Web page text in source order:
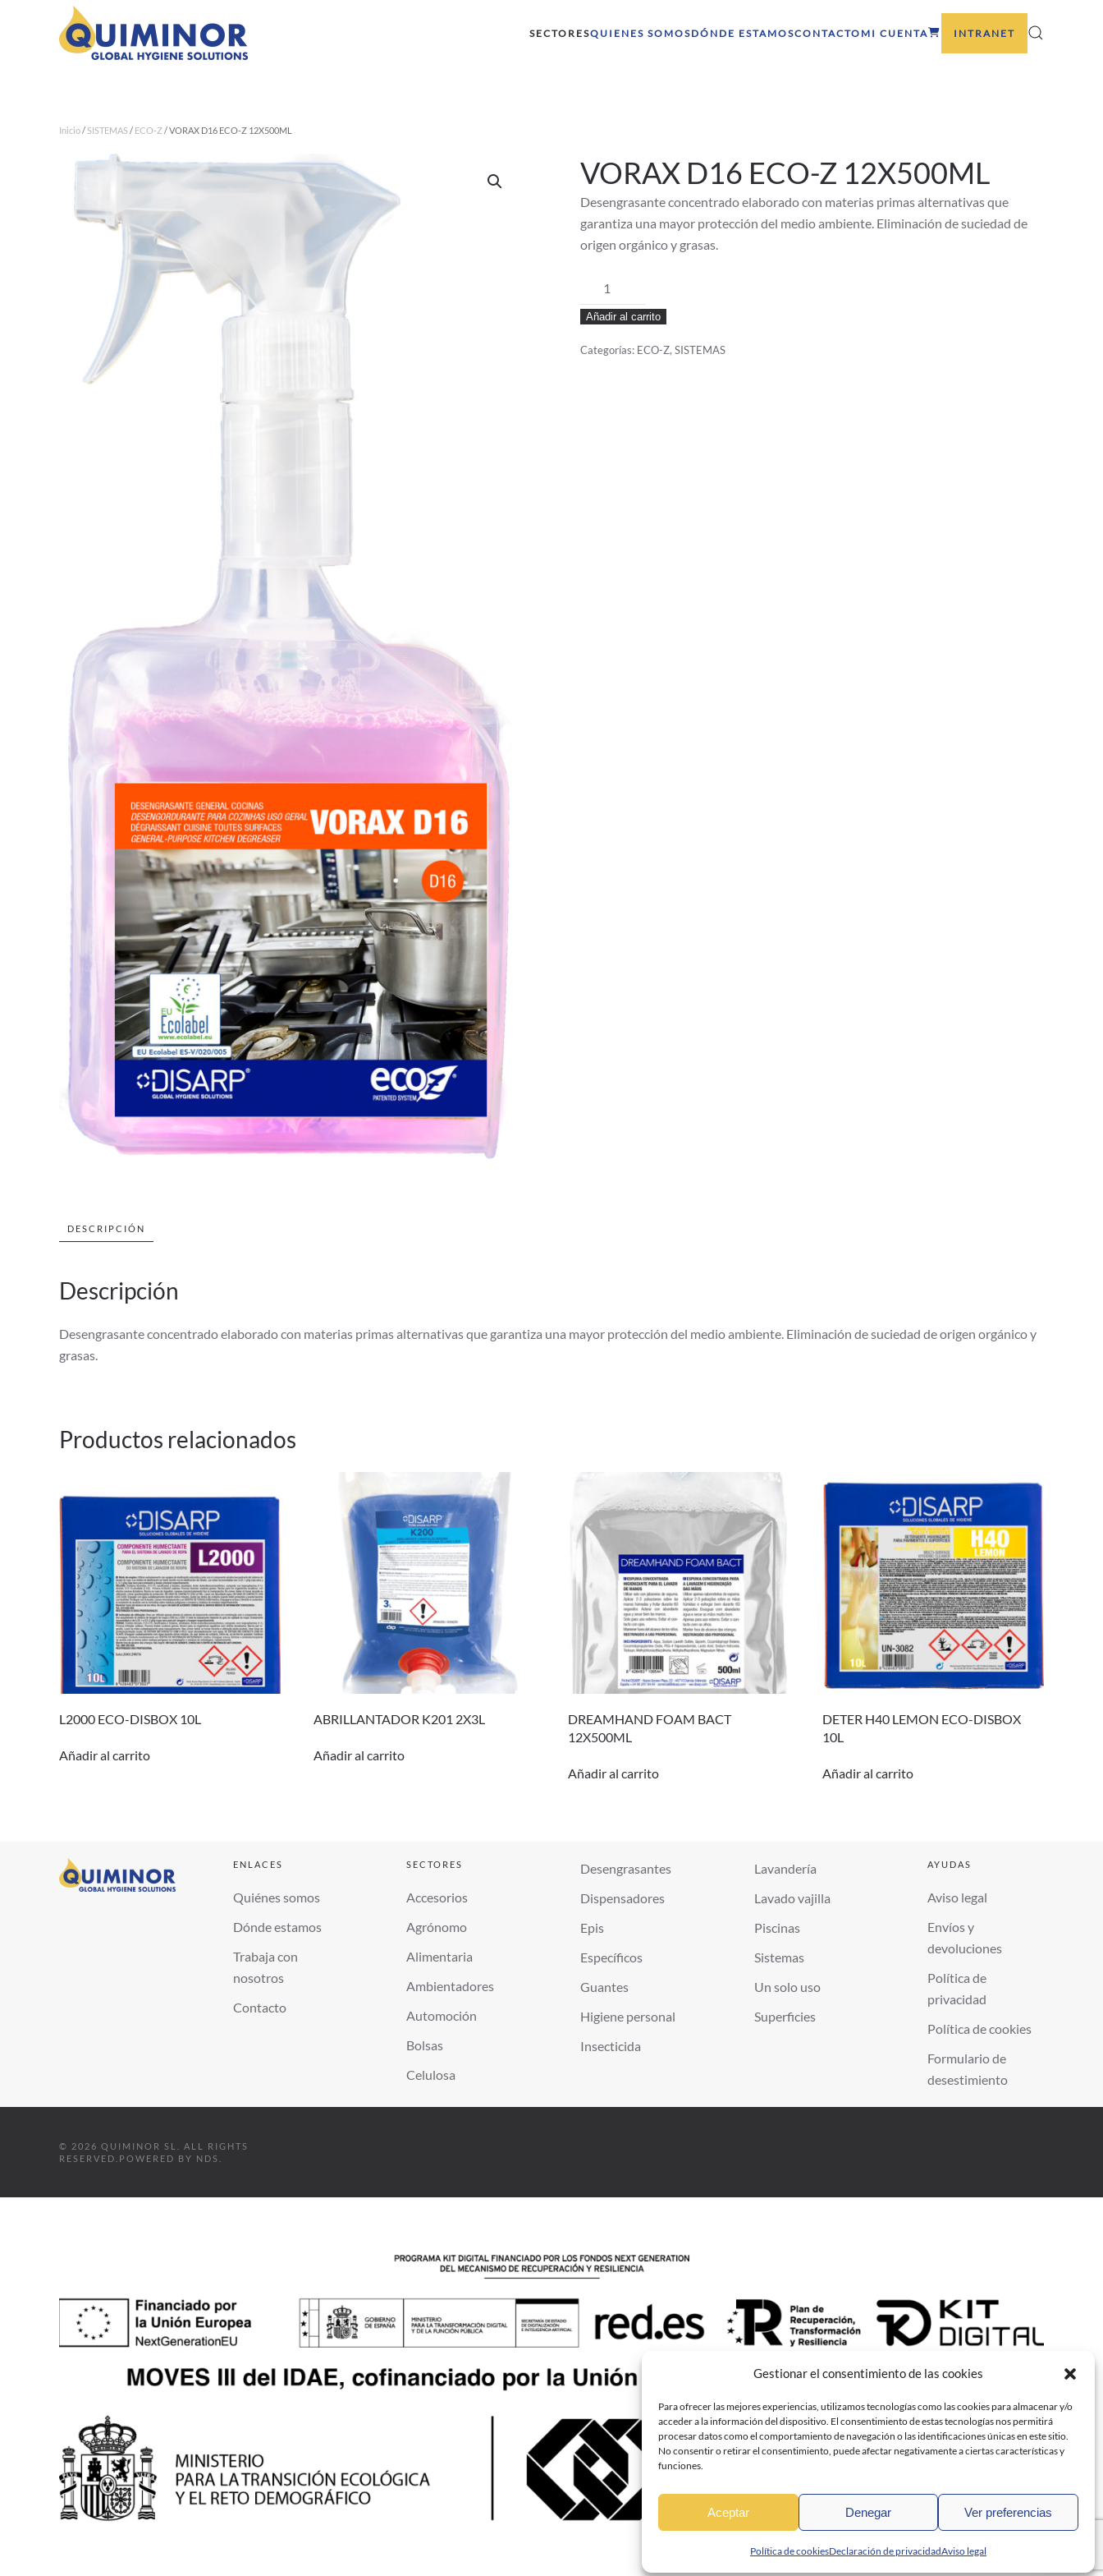
Gestionar el consentimiento de las cookies
Para ofrecer las mejores experiencias, utilizamos tecnologías como las cookies para almacenar y/o
acceder a la información del dispositivo. El consentimiento de estas tecnologías nos permitirá
procesar datos como el comportamiento de navegación o las identificaciones únicas en este sitio.
No consentir o retirar el consentimiento, puede afectar negativamente a ciertas características y
funciones.
Aceptar Denegar Ver preferencias
Política de cookiesDeclaración de privacidadAviso legal
Ir al contenido principal SECTORESQUIENES SOMOSDÓNDE ESTAMOSCONTACTO MI CUENTA INTRANET
Inicio/ SISTEMAS/ ECO-Z/ VORAX D16 ECO-Z 12X500ML
VORAX D16 ECO-Z 12X500ML
Desengrasante concentrado elaborado con materias primas alternativas que
garantiza una mayor protección del medio ambiente. Eliminación de suciedad de
origen orgánico y grasas.
VORAX
D16
ECO-
Z
Añadir al carrito
Categorías: ECO-Z, SISTEMAS
DESCRIPCIÓN
Descripción
Desengrasante concentrado elaborado con materias primas alternativas que garantiza una mayor protección del medio ambiente. Eliminación de suciedad de origen orgánico y
grasas.
Productos relacionados
L2000 ECO-DISBOX 10L
Añadir al carrito
ABRILLANTADOR K201 2X3L
Añadir al carrito
DREAMHAND FOAM BACT
12X500ML
Añadir al carrito
DETER H40 LEMON ECO-DISBOX
10L
Añadir al carrito
ENLACES
Quiénes somos
Dónde estamos
Trabaja con
nosotros
Contacto
SECTORES
Accesorios
Agrónomo
Alimentaria
Ambientadores
Automoción
Bolsas
Celulosa
Desengrasantes
Dispensadores
Epis
Específicos
Guantes
Higiene personal
Insecticida
Lavandería
Lavado vajilla
Piscinas
Sistemas
Un solo uso
Superficies
AYUDAS
Aviso legal
Envíos y
devoluciones
Política de
privacidad
Política de cookies
Formulario de
desestimiento
© 2026 QUIMINOR SL. ALL RIGHTS
RESERVED. POWERED BY NDS